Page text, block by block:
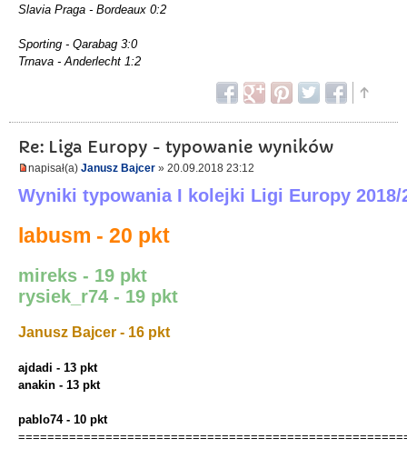
Slavia Praga - Bordeaux 0:2
Sporting - Qarabag 3:0
Trnava - Anderlecht 1:2
Re: Liga Europy - typowanie wyników
napisał(a) Janusz Bajcer » 20.09.2018 23:12
Wyniki typowania I kolejki Ligi Europy 2018/
labusm - 20 pkt
mireks - 19 pkt
rysiek_r74 - 19 pkt
Janusz Bajcer - 16 pkt
ajdadi - 13 pkt
anakin - 13 pkt
pablo74 - 10 pkt